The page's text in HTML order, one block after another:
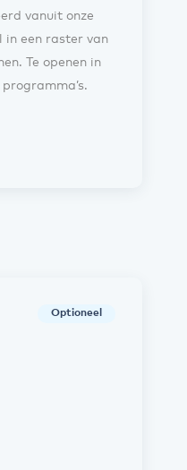
vanuit onze
in een raster van
Te openen in
Optioneel